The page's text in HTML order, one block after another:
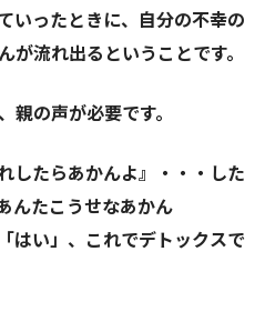
いったときに、自分の不幸の
流れ出るということです。
の声が必要です。
したらあかんよ』・・・した
んたこうせなあかん
はい」、これでデトックスで